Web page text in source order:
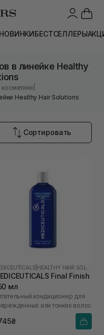
НОВИНКИБЕСТСЕЛЛЕРЫ
в линейке Healthy
косметики
Healthy Hair Solutions
Сортировать
Final Finish
мл
кондиционер для
или тонких волос